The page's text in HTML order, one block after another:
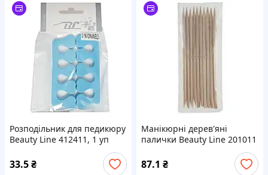
Розподільник для педикюру
Beauty Line 412411, 1 уп
33.5₴
Манікюрні дерев'яні
палички Beauty Line 201011
87.1 ₴